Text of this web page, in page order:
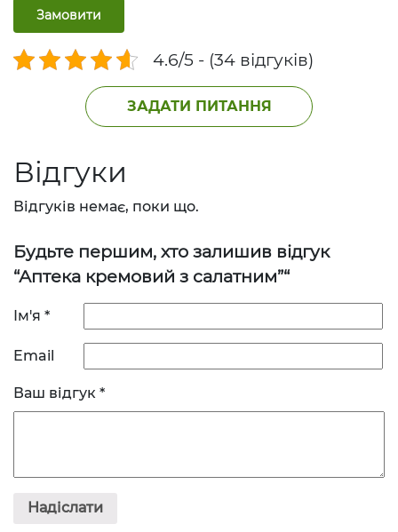
Замовити
4.6/5 - (34 відгуків)
ЗАДАТИ ПИТАННЯ
Відгуки
Відгуків немає, поки що.
Будьте першим, хто залишив відгук
“Аптека кремовий з салатним”“
Ім'я *
Email
Ваш відгук *